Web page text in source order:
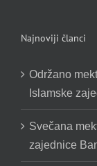
Najnoviji članci
Održano
Islamske
Svečana
zajednice